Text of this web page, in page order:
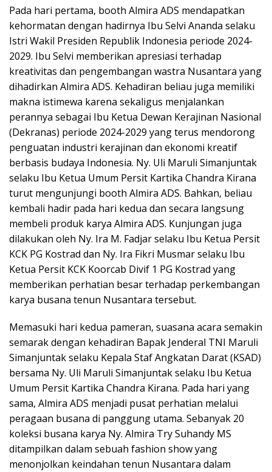
Pada hari pertama, booth Almira ADS mendapatkan
kehormatan dengan hadirnya Ibu Selvi Ananda selaku
Istri Wakil Presiden Republik Indonesia periode 2024-
2029. Ibu Selvi memberikan apresiasi terhadap
kreativitas dan pengembangan wastra Nusantara yang
dihadirkan Almira ADS. Kehadiran beliau juga memiliki
makna istimewa karena sekaligus menjalankan
perannya sebagai Ibu Ketua Dewan Kerajinan Nasional
(Dekranas) periode 2024-2029 yang terus mendorong
penguatan industri kerajinan dan ekonomi kreatif
berbasis budaya Indonesia. Ny. Uli Maruli Simanjuntak
selaku Ibu Ketua Umum Persit Kartika Chandra Kirana
turut mengunjungi booth Almira ADS. Bahkan, beliau
kembali hadir pada hari kedua dan secara langsung
membeli produk karya Almira ADS. Kunjungan juga
dilakukan oleh Ny. Ira M. Fadjar selaku Ibu Ketua Persit
KCK PG Kostrad dan Ny. Ira Fikri Musmar selaku Ibu
Ketua Persit KCK Koorcab Divif 1 PG Kostrad yang
memberikan perhatian besar terhadap perkembangan
karya busana tenun Nusantara tersebut.
Memasuki hari kedua pameran, suasana acara semakin
semarak dengan kehadiran Bapak Jenderal TNI Maruli
Simanjuntak selaku Kepala Staf Angkatan Darat (KSAD)
bersama Ny. Uli Maruli Simanjuntak selaku Ibu Ketua
Umum Persit Kartika Chandra Kirana. Pada hari yang
sama, Almira ADS menjadi pusat perhatian melalui
peragaan busana di panggung utama. Sebanyak 20
koleksi busana karya Ny. Almira Try Suhandy MS
ditampilkan dalam sebuah fashion show yang
menonjolkan keindahan tenun Nusantara dalam